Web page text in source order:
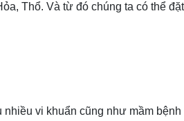
Thổ. Và từ đó chúng ta có thể
vi khuẩn cũng như mầm